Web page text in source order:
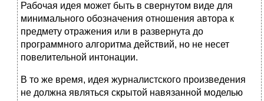
Рабочая идея может быть в свернутом виде для
минимального обозначения отношения автора к
предмету отражения или в развернута до
программного алгоритма действий, но не несет
повелительной интонации.
В то же время, идея журналистского произведения
не должна являться скрытой навязанной моделью